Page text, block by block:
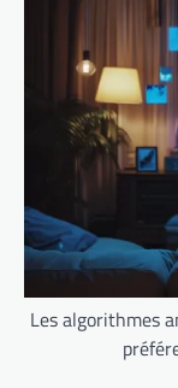
Les algorithmes